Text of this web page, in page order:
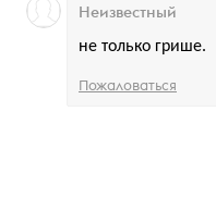
не только грише.
Неизвестный
Пожаловаться